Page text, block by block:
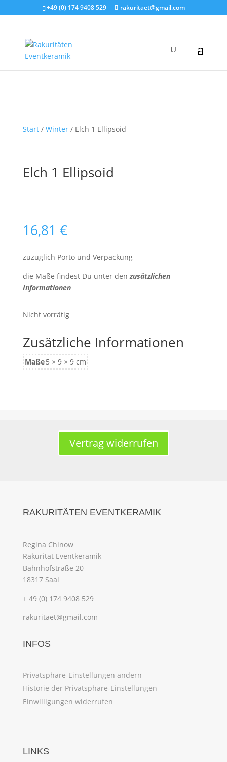
+49 (0) 174 9408 529 rakuritaet@gmail.com
Start/ Winter/ Elch 1 Ellipsoid
Elch 1 Ellipsoid
16,81 €
zuzüglich Porto und Verpackung
die Maße findest Du unter denzusätzlichen
Informationen
Nicht vorrätig
Zusätzliche Informationen
Maße5 × 9 × 9 cm
Vertrag widerrufen
RAKURITÄTEN EVENTKERAMIK
Regina Chinow
Rakurität Eventkeramik
Bahnhofstraße 20
18317 Saal
+ 49 (0) 174 9408 529
rakuritaet@gmail.com
INFOS
Privatsphäre-Einstellungen ändern
Historie der Privatsphäre-Einstellungen
Einwilligungen widerrufen
LINKS